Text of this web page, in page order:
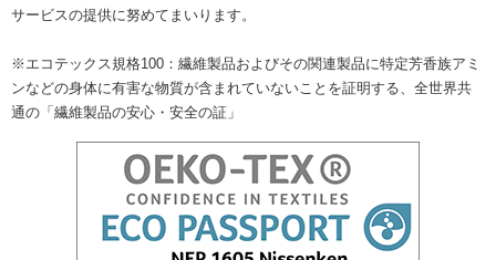
サービスの提供に努めてまいります。
※エコテックス規格100：繊維製品およびその関連製品に特定芳香族アミ
ンなどの身体に有害な物質が含まれていないことを証明する、全世界共
通の「繊維製品の安心・安全の証」